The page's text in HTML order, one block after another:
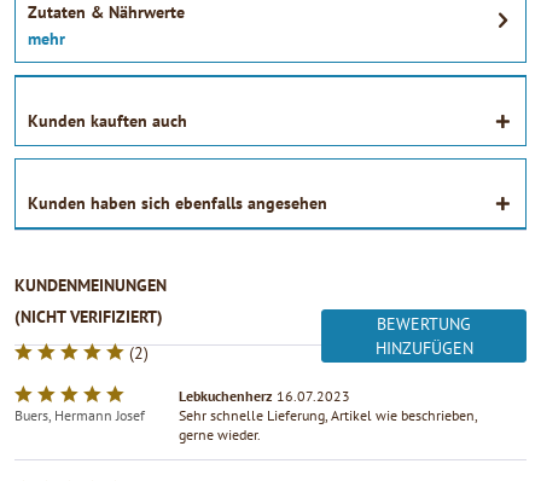
Zutaten & Nährwerte
mehr
Kunden kauften auch
Kunden haben sich ebenfalls angesehen
KUNDENMEINUNGEN
(NICHT VERIFIZIERT)
(2)
BEWERTUNG
HINZUFÜGEN
Buers, Hermann Josef
Lebkuchenherz 16.07.2023
Sehr schnelle Lieferung, Artikel wie beschrieben,
gerne wieder.